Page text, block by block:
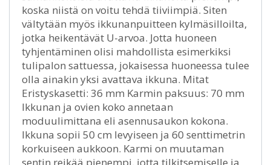
koska niistä on voitu tehdä tiiviimpiä. Siten
vältytään myös ikkunanpuitteen kylmäsilloilta,
jotka heikentävät U-arvoa. Jotta huoneen
tyhjentäminen olisi mahdollista esimerkiksi
tulipalon sattuessa, jokaisessa huoneessa tulee
olla ainakin yksi avattava ikkuna. Mitat
Eristyskasetti: 36 mm Karmin paksuus: 70 mm
Ikkunan ja ovien koko annetaan
moduulimittana eli asennusaukon kokona.
Ikkuna sopii 50 cm levyiseen ja 60 senttimetrin
korkuiseen aukkoon. Karmi on muutaman